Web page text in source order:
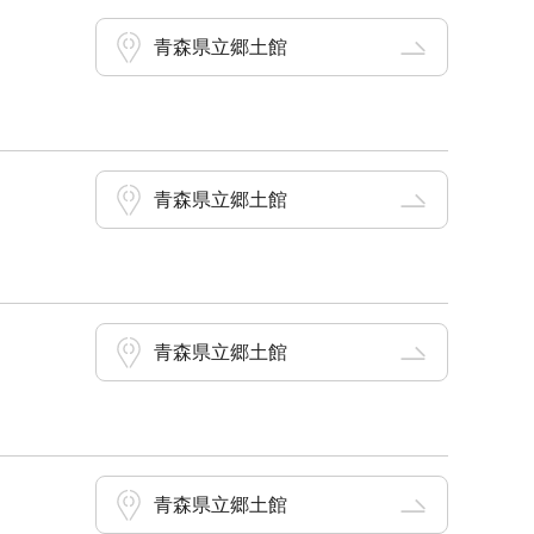
青森県立郷土館
青森県立郷土館
青森県立郷土館
青森県立郷土館